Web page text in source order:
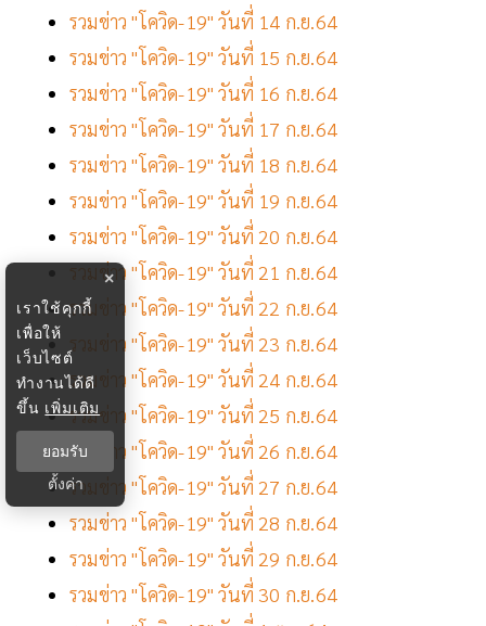
รวมข่าว "โควิด-19" วันที่ 14 ก.ย.64
รวมข่าว "โควิด-19" วันที่ 15 ก.ย.64
รวมข่าว "โควิด-19" วันที่ 16 ก.ย.64
รวมข่าว "โควิด-19" วันที่ 17 ก.ย.64
รวมข่าว "โควิด-19" วันที่ 18 ก.ย.64
รวมข่าว "โควิด-19" วันที่ 19 ก.ย.64
รวมข่าว "โควิด-19" วันที่ 20 ก.ย.64
รวมข่าว "โควิด-19" วันที่ 21 ก.ย.64
รวมข่าว "โควิด-19" วันที่ 22 ก.ย.64
รวมข่าว "โควิด-19" วันที่ 23 ก.ย.64
รวมข่าว "โควิด-19" วันที่ 24 ก.ย.64
รวมข่าว "โควิด-19" วันที่ 25 ก.ย.64
รวมข่าว "โควิด-19" วันที่ 26 ก.ย.64
รวมข่าว "โควิด-19" วันที่ 27 ก.ย.64
รวมข่าว "โควิด-19" วันที่ 28 ก.ย.64
รวมข่าว "โควิด-19" วันที่ 29 ก.ย.64
รวมข่าว "โควิด-19" วันที่ 30 ก.ย.64
×
เราใช้คุกกี้
เพื่อให้
เว็บไซต์
ทำงานได้ดี
ขึ้น เพิ่มเติม
ยอมรับ
ตั้งค่า